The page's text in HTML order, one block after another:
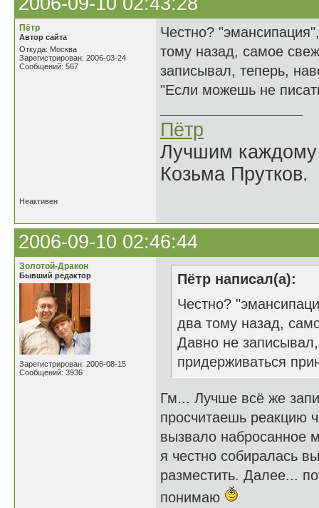
Пётр
Автор сайта
Откуда: Москва
Зарегистрирован: 2006-03-24
Сообщений: 567
Честно?
тому назад, самое
записывал, теперь,
"Если можешь не
Пётр
Лучшим каждому
Козьма Прутков.
Неактивен
2006-09-10 02:46:44
Золотой-Дракон
Бывший редактор
Зарегистрирован: 2006-08-15
Сообщений: 3936
Пётр написал(а):
Честно?
два тому назад,
Давно не
придерживаться
Гм... Лучше всё же
просчитаешь реакцию
вызвало набросанное
я честно собиралась
разместить. Далее...
понимаю